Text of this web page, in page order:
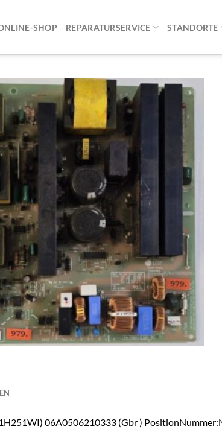
SHOP REPARATURSERVICE STANDORTE
06A0506210333 (Gbr )